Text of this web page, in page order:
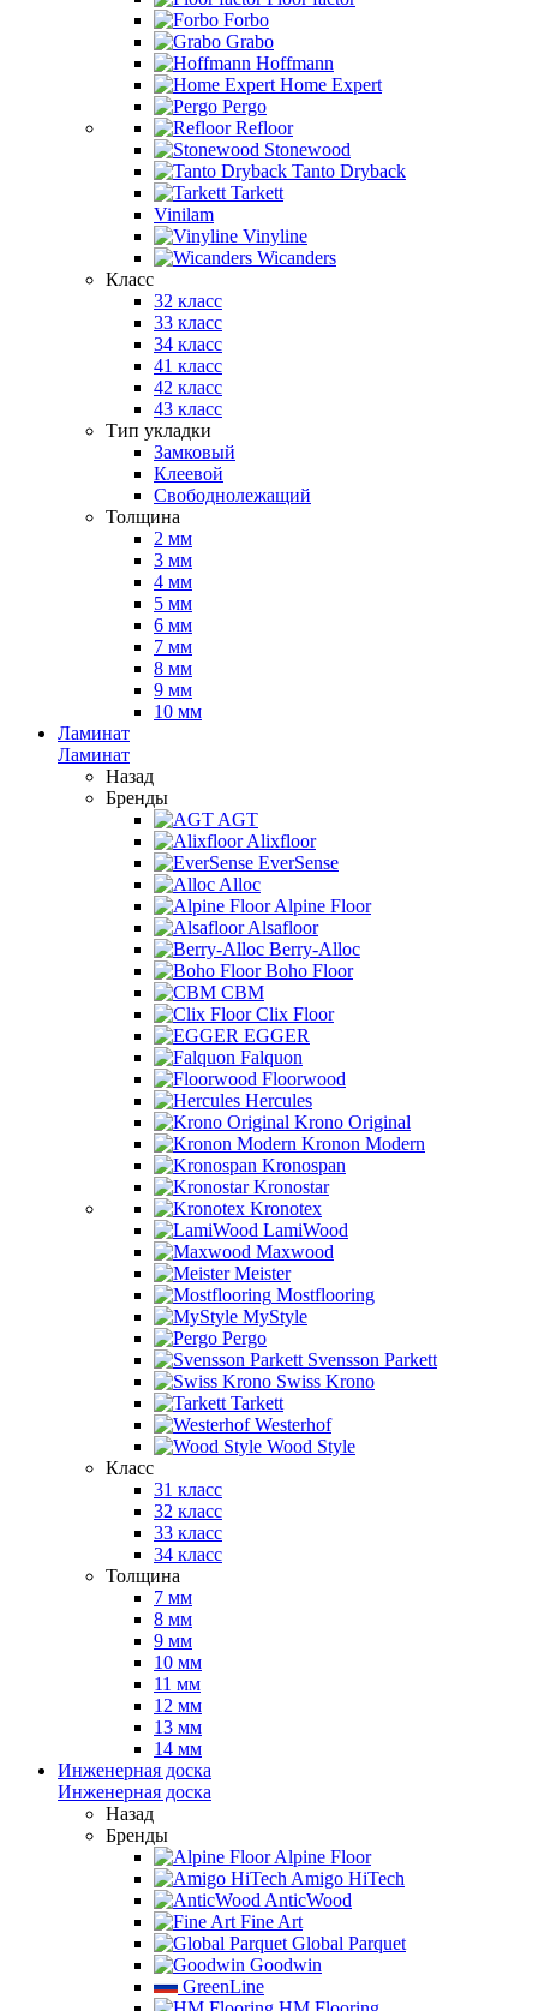
Forbo
Grabo
Hoffmann
Home Expert
Pergo
Refloor
Stonewood
Tanto Dryback
Tarkett
Vinilam
Vinyline
Wicanders
Класс
32 класс
33 класс
34 класс
41 класс
42 класс
43 класс
Тип укладки
Замковый
Клеевой
Свободнолежащий
Толщина
2 мм
3 мм
4 мм
5 мм
6 мм
7 мм
8 мм
9 мм
10 мм
Ламинат
Ламинат
Назад
Бренды
AGT
Alixfloor
EverSense
Alloc
Alpine Floor
Alsafloor
Berry-Alloc
Boho Floor
CBM
Clix Floor
EGGER
Falquon
Floorwood
Hercules
Krono Original
Kronon Modern
Kronospan
Kronostar
Kronotex
LamiWood
Maxwood
Meister
Mostflooring
MyStyle
Pergo
Svensson Parkett
Swiss Krono
Tarkett
Westerhof
Wood Style
Класс
31 класс
32 класс
33 класс
34 класс
Толщина
7 мм
8 мм
9 мм
10 мм
11 мм
12 мм
13 мм
14 мм
Инженерная доска
Инженерная доска
Назад
Бренды
Alpine Floor
Amigo HiTech
AnticWood
Fine Art
Global Parquet
Goodwin
GreenLine